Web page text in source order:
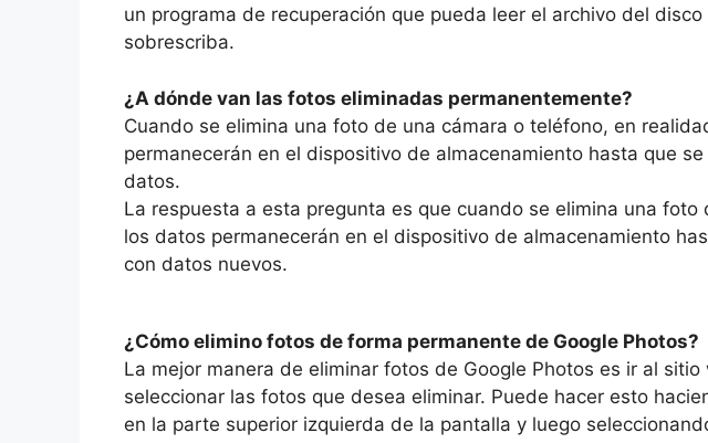
un programa de recuperación que pueda leer el archivo del
sobrescriba.
¿A dónde van las fotos eliminadas permanentemente?
Cuando se elimina una foto de una cámara o teléfono, en
permanecerán en el dispositivo de almacenamiento hasta que
datos.
La respuesta a esta pregunta es que cuando se elimina una foto
los datos permanecerán en el dispositivo de almacenamiento
con datos nuevos.
¿Cómo elimino fotos de forma permanente de Google Photos?
La mejor manera de eliminar fotos de Google Photos es ir al
seleccionar las fotos que desea eliminar. Puede hacer esto
en la parte superior izquierda de la pantalla y luego